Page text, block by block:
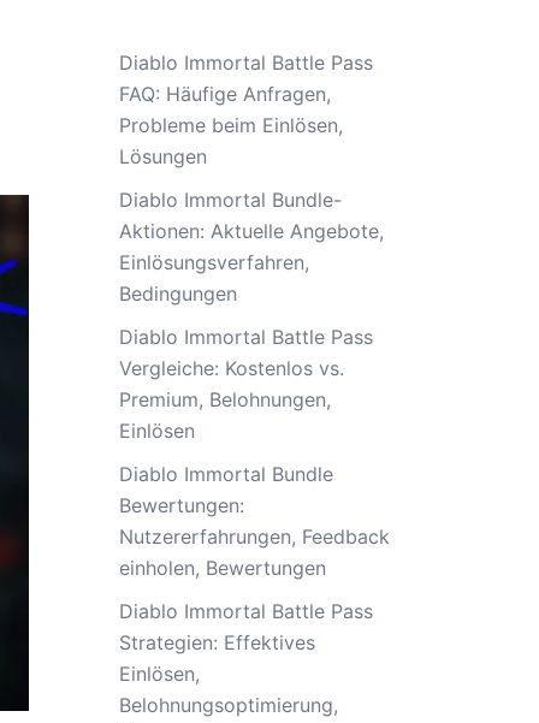
Diablo Immortal Battle Pass
FAQ: Häufige Anfragen,
Probleme beim Einlösen,
Lösungen
Diablo Immortal Bundle-
Aktionen: Aktuelle Angebote,
Einlösungsverfahren,
Bedingungen
Diablo Immortal Battle Pass
Vergleiche: Kostenlos vs.
Premium, Belohnungen,
Einlösen
Diablo Immortal Bundle
Bewertungen:
Nutzererfahrungen, Feedback
einholen, Bewertungen
Diablo Immortal Battle Pass
Strategien: Effektives
Einlösen,
Belohnungsoptimierung,